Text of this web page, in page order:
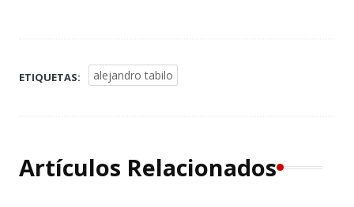
ETIQUETAS: alejandro tabilo
Artículos Relacionados